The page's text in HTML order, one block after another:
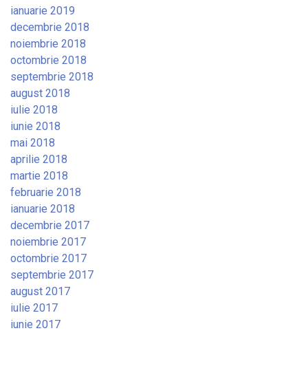
ianuarie 2019
decembrie 2018
noiembrie 2018
octombrie 2018
septembrie 2018
august 2018
iulie 2018
iunie 2018
mai 2018
aprilie 2018
martie 2018
februarie 2018
ianuarie 2018
decembrie 2017
noiembrie 2017
octombrie 2017
septembrie 2017
august 2017
iulie 2017
iunie 2017